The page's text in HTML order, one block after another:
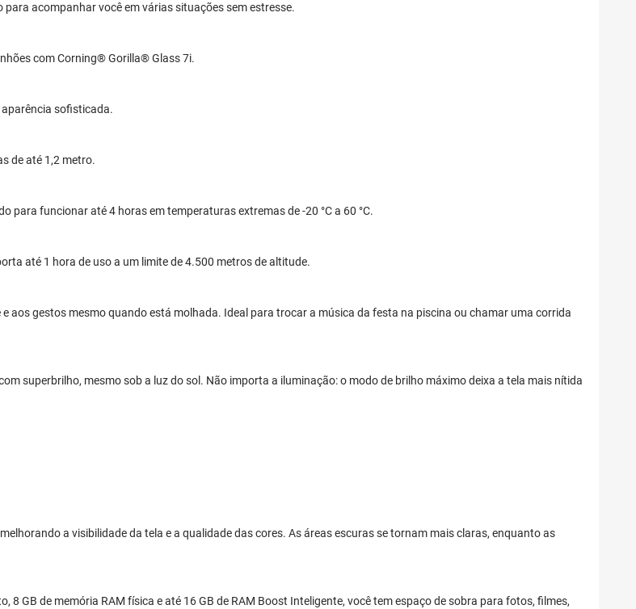
acompanhar você em várias situações sem estresse.
com Corning® Gorilla® Glass 7i.
sofisticada.
de até 1,2 metro.
para funcionar até 4 horas em temperaturas extremas de -20 °C a 60 °C.
até 1 hora de uso a um limite de 4.500 metros de altitude.
aos gestos mesmo quando está molhada. Ideal para trocar a música da festa na piscina ou chamar uma corrida
superbrilho, mesmo sob a luz do sol. Não importa a iluminação: o modo de brilho máximo deixa a tela mais nítida
a visibilidade da tela e a qualidade das cores. As áreas escuras se tornam mais claras, enquanto as
8 GB de memória RAM física e até 16 GB de RAM Boost Inteligente, você tem espaço de sobra para fotos, filmes,